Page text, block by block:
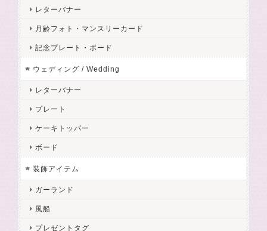
レターバナー
月齢フォト・マンスリーカード
記念プレート・ボード
ウェディング / Wedding
レターバナー
プレート
ケーキトッパー
ボード
装飾アイテム
ガーランド
風船
プレゼントタグ